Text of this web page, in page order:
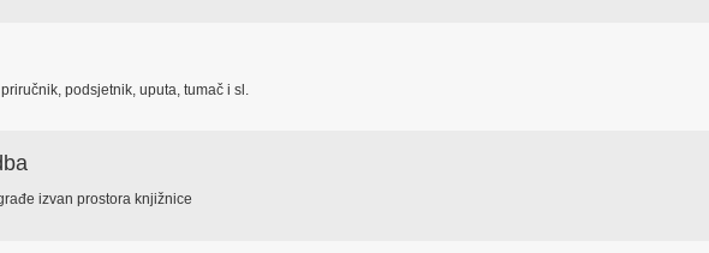
podsjetnik, uputa, tumač i sl.
izvan prostora knjižnice